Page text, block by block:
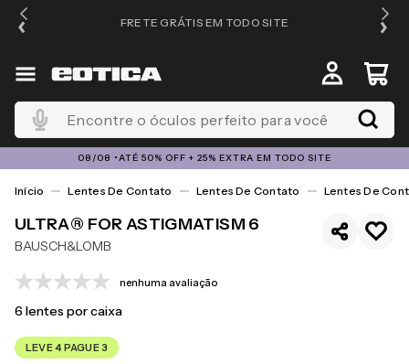
FRETE GRÁTIS EM TODO SITE
Encontre o óculos perfeito para você
08/08 •ATÉ 50% OFF + 25% EXTRA EM TODO SITE
Lentes De Contato Lentes De Contato Lentes De
ULTRA® FOR ASTIGMATISM 6
BAUSCH&LOMB
nenhuma avaliação
6 lentes por caixa
LEVE 4 PAGUE 3